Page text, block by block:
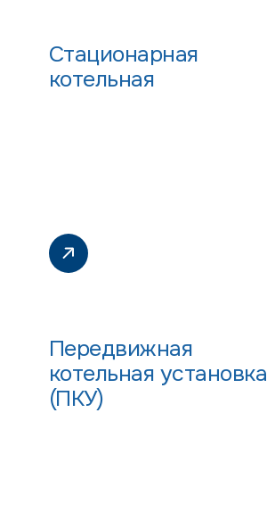
Стационарная
котельная
Передвижная
котельная установка
(ПКУ)